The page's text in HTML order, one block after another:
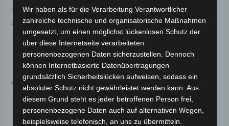
der Fahrzeugkomponenten. Weitere Informationen
zum Fahrzeug findest du hier:E-Lastendreirad Cargo
Volt 3.0kW.
Ähnliche Produkte
Wir haben als für die Verarbeitung Verantwortlicher
zahlreiche technische und organisatorische Maßnahmen
umgesetzt, um einen möglichst lückenlosen Schutz der
über diese Internetseite verarbeiteten
personenbezogenen Daten sicherzustellen. Dennoch
können Internetbasierte Datenübertragungen
grundsätzlich Sicherheitslücken aufweisen, sodass ein
absoluter Schutz nicht gewährleistet werden kann. Aus
diesem Grund steht es jeder betroffenen Person frei,
personenbezogene Daten auch auf alternativen Wegen,
beispielsweise telefonisch, an uns zu übermitteln.